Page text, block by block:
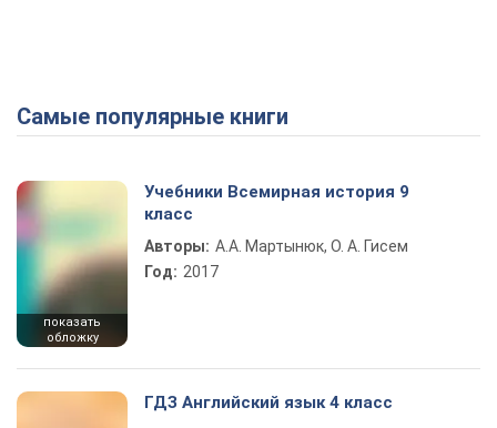
Самые популярные книги
показать
обложку
Учебники Всемирная история 9
класс
Авторы: А.А. Мартынюк, О. А. Гисем
Год: 2017
ГДЗ Английский язык 4 класс